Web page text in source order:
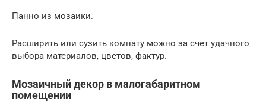
Панно из мозаики.
Расширить или сузить комнату можно за счет удачного
выбора материалов, цветов, фактур.
Мозаичный декор в малогабаритном
помещении